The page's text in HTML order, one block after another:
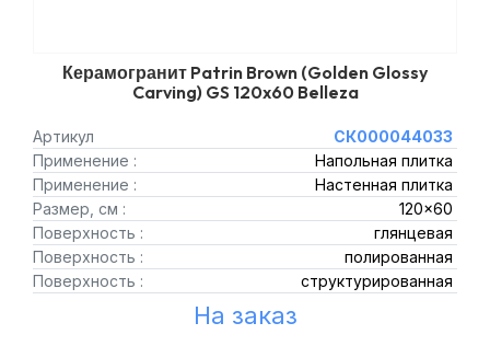
Керамогранит Patrin Brown (Golden Glossy
Carving) GS 120x60 Belleza
Артикул
СК000044033
Применение :
Напольная плитка
Применение :
Настенная плитка
Размер, см :
120x60
Поверхность :
глянцевая
Поверхность :
полированная
Поверхность :
структурированная
На заказ